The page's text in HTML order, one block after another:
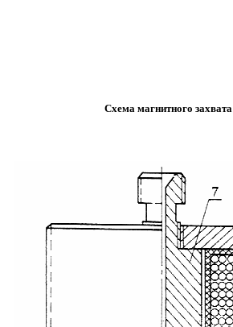
Схема магнитного захвата